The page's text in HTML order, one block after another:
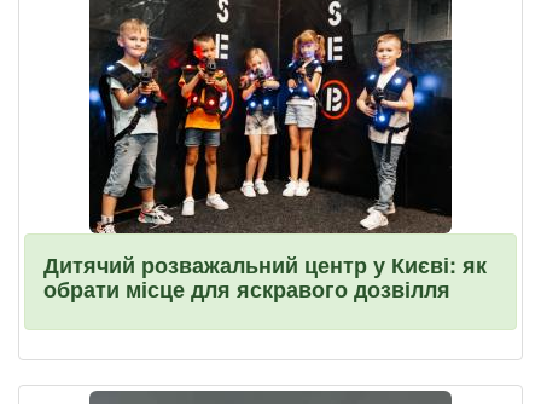
Дитячий розважальний центр у Києві: як
обрати місце для яскравого дозвілля